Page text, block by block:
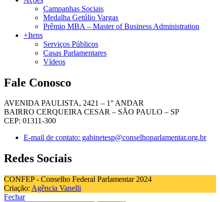
Campanhas Sociais
Medalha Getúlio Vargas
Prêmio MBA – Master of Business Administration
+Itens
Serviços Públicos
Casas Parlamentares
Vídeos
Fale Conosco
AVENIDA PAULISTA, 2421 – 1° ANDAR
BAIRRO CERQUEIRA CESAR – SÃO PAULO – SP
CEP: 01311-300
E-mail de contato: gabinetesp@conselhoparlamentar.org.br
Redes Sociais
CONFEP - Conselho Federal Parlamentar 2024
Criação: Agência Vanelli
Fechar